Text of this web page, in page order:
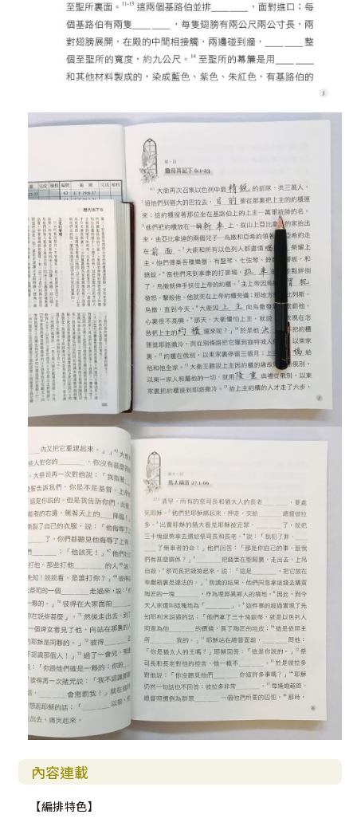
內容連載
【編排特色】